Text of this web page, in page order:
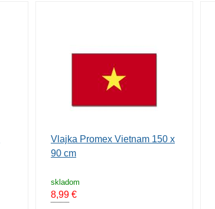
Vlajka Promex Vietnam 150 x
90 cm
skladom
8,99€